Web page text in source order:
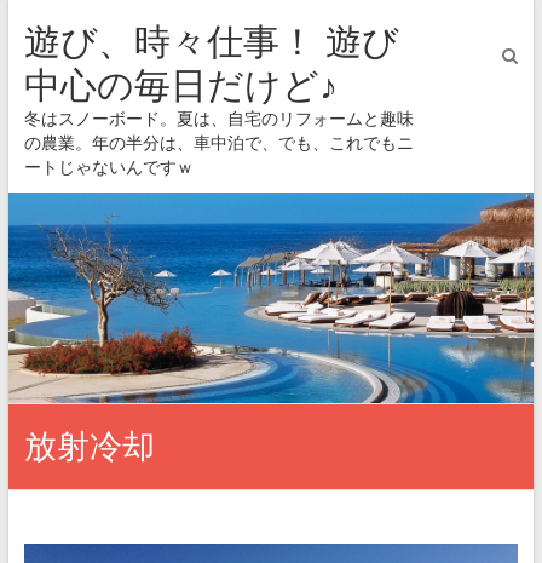
遊び、時々仕事！ 遊び
中心の毎日だけど♪
冬はスノーボード。夏は、自宅のリフォームと趣味
の農業。年の半分は、車中泊で、でも、これでもニ
ートじゃないんですｗ
放射冷却